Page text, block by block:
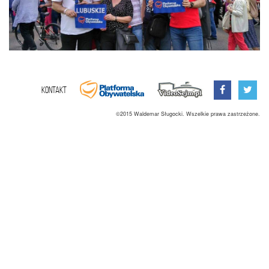
Kontakt
©2015 Waldemar Sługocki. Wszelkie prawa zastrzeżone.